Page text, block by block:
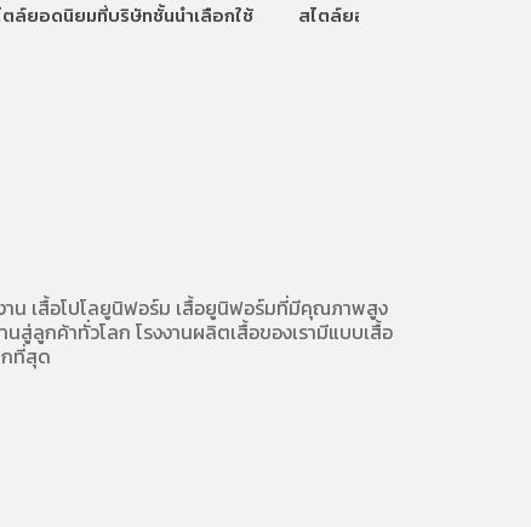
ตล์ยอดนิยมที่บริษัทชั้นนำเลือกใช้
สไตล์ยอดนิยมที่บริษัทชั้นนำเ
น เสื้อโปโลยูนิฟอร์ม เสื้อยูนิฟอร์มที่มีคุณภาพสูง
ลูกค้าทั่วโลก โรงงานผลิตเสื้อของเรามีแบบเสื้อ
กที่สุด